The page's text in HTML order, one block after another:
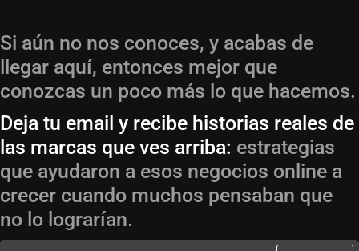
Si aún no nos conoces, y acabas de
llegar aquí, entonces mejor que
conozcas un poco más lo que hacemos.
Deja tu email y recibe historias reales de
las marcas que ves arriba: estrategias
que ayudaron a esos negocios online a
crecer cuando muchos pensaban que
no lo lograrían.